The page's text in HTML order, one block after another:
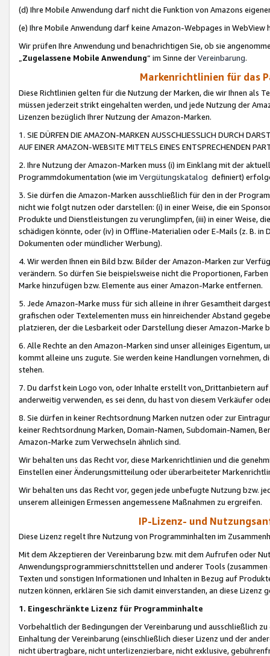
(d) Ihre Mobile Anwendung darf nicht die Funktion von Amazons
(e) Ihre Mobile Anwendung darf keine Amazon-Webpages in WebView
Wir prüfen Ihre Anwendung und benachrichtigen Sie, ob sie
„Zugelassene Mobile Anwendung“ im Sinne derVereinbarung.
Markenrichtlinien für das
Diese Richtlinien gelten für die Nutzung der Marken, die wir Ihnen als
müssen jederzeit strikt eingehalten werden, und jede Nutzung der
Lizenzen bezüglich Ihrer Nutzung der Amazon-Marken.
1. SIE DÜRFEN DIE AMAZON-MARKEN AUSSCHLIESSLICH DURCH
AUF EINER AMAZON-WEBSITE MITTELS EINES ENTSPRECHENDEN
2. Ihre Nutzung der Amazon-Marken muss (i) im Einklang mit der
Programmdokumentation (wie im Vergütungskatalog definiert)
3. Sie dürfen die Amazon-Marken ausschließlich für den in der
nicht wie folgt nutzen oder darstellen: (i) in einer Weise, die ein
Produkte und Dienstleistungen zu verunglimpfen, (iii) in einer Weise,
schädigen könnte, oder (iv) in Offline-Materialien oder E-Mails (z. B. in
Dokumenten oder mündlicher Werbung).
4. Wir werden Ihnen ein Bild bzw. Bilder der Amazon-Marken zur
verändern. So dürfen Sie beispielsweise nicht die Proportionen,
Marke hinzufügen bzw. Elemente aus einer Amazon-Marke entfernen.
5. Jede Amazon-Marke muss für sich alleine in ihrer Gesamtheit
grafischen oder Textelementen muss ein hinreichender Abstand
platzieren, der die Lesbarkeit oder Darstellung dieser Amazon-Marke
6. Alle Rechte an den Amazon-Marken sind unser alleiniges
kommt alleine uns zugute. Sie werden keine Handlungen vornehmen,
stehen.
7. Du darfst kein Logo von, oder Inhalte erstellt von,Drittanbietern auf
anderweitig verwenden, es sei denn, du hast von diesem Verkäufer
8. Sie dürfen in keiner Rechtsordnung Marken nutzen oder zur
keiner Rechtsordnung Marken, Domain-Namen, Subdomain-Namen,
Amazon-Marke zum Verwechseln ähnlich sind.
Wir behalten uns das Recht vor, diese Markenrichtlinien und die
Einstellen einer Änderungsmitteilung oder überarbeiteter
Wir behalten uns das Recht vor, gegen jede unbefugte Nutzung bzw.
unserem alleinigen Ermessen angemessene Maßnahmen zu ergreifen.
IP-Lizenz- und
Diese Lizenz regelt Ihre Nutzung von Programminhalten im
Mit dem Akzeptieren der Vereinbarung bzw. mit dem Aufrufen oder
Anwendungsprogrammierschnittstellen und anderer Tools (zusammen
Texten und sonstigen Informationen und Inhalten in Bezug auf
nutzen können, erklären Sie sich damit einverstanden, an diese Lizenz
1. Eingeschränkte Lizenz für Programminhalte
Vorbehaltlich der Bedingungen der Vereinbarung und ausschließlich
Einhaltung der Vereinbarung (einschließlich dieser Lizenz und der
nicht übertragbare, nicht unterlizenzierbare, nicht exklusive,